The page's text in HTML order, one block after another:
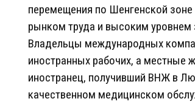
перемещения по Шенгенской
рынком труда и высоким уровнем
Владельцы международных
иностранных рабочих, а местные
иностранец, получивший ВНЖ в
качественном медицинском